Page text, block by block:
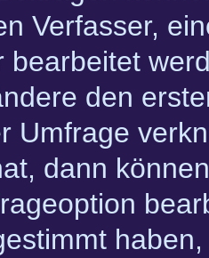
Verfasser,
bearbeitet
den
Umfrage
dann